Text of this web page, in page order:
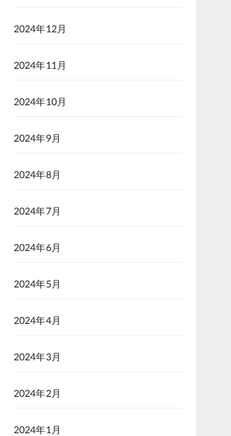
2024年12月
2024年11月
2024年10月
2024年9月
2024年8月
2024年7月
2024年6月
2024年5月
2024年4月
2024年3月
2024年2月
2024年1月